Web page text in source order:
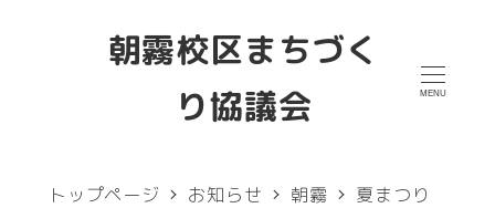
朝霧校区まちづく
り協議会
MENU
トップページ お知らせ 朝霧
夏まつり